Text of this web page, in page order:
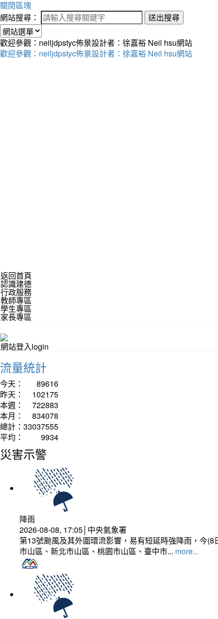
關閉區塊
網站搜尋：
送出搜尋
歡迎參觀：neiljdpstyc佈景設計者：徐嘉裕 Neil hsu網站
歡迎參觀：neiljdpstyc佈景設計者：徐嘉裕 Neil hsu網站
返回首頁
認識建德
行政服務
教師專區
學生專區
家長專區
網站登入login
流量統計
今天：
89616
昨天：
102175
本週：
722883
本月：
834078
總計： 33037555
平均：
9934
災害示警
降雨
2026-08-08, 17:05│中央氣象署
第13號颱風及其外圍環流影響，易有短延時強降雨，今
市山區、新北市山區、桃園市山區、臺中市... more...